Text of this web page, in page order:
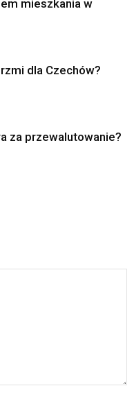
mieszkania w
dla Czechów?
za przewalutowanie?